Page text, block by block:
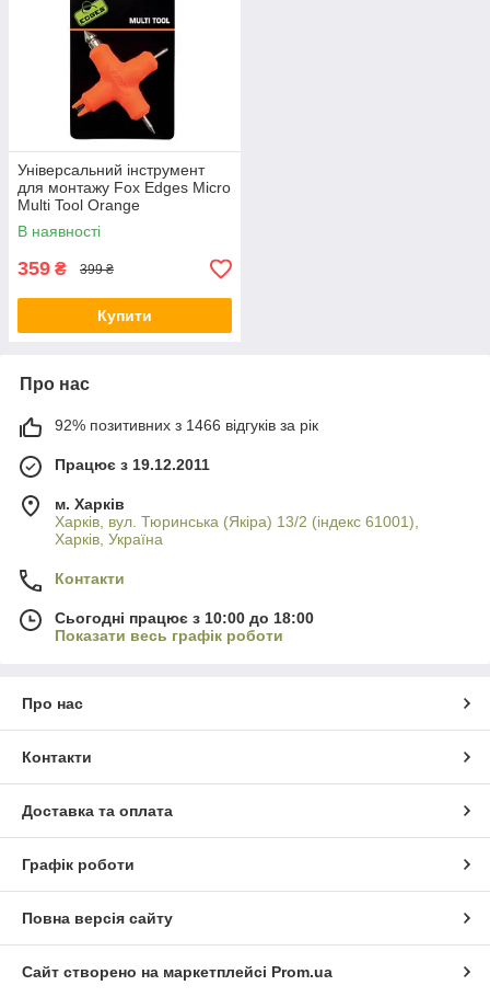
Універсальний інструмент
для монтажу Fox Edges Micro
Multi Tool Orange
В наявності
359 ₴ 399 ₴
Купити
Про нас
92% позитивних з 1466 відгуків за рік
Працює з 19.12.2011
м. Харків
Харків, вул. Тюринська (Якіра) 13/2 (індекс 61001),
Харків, Україна
Контакти
Сьогодні працює з 10:00 до 18:00
Показати весь графік роботи
Про нас
Контакти
Доставка та оплата
Графік роботи
Повна версія сайту
Сайт створено на маркетплейсі Prom.ua